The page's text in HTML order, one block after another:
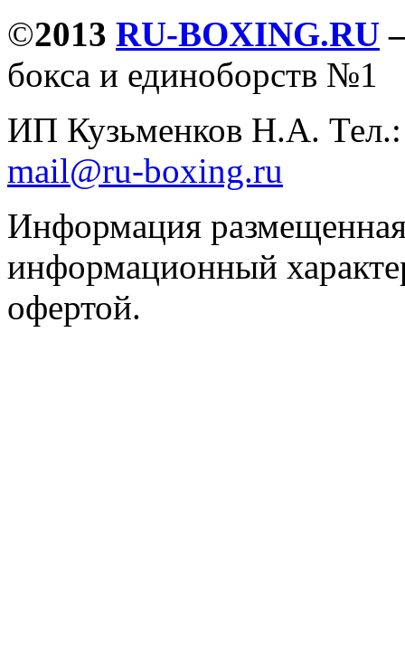
©2013 RU-BOXING.RU
бокса и единоборств №1
ИП Кузьменков Н.А.
mail@ru-boxing.ru
Информация
информационный
офертой.